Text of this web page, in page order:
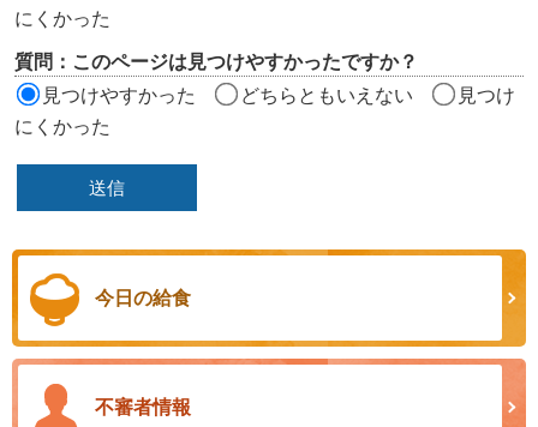
にくかった
質問：このページは見つけやすかったですか？
見つけやすかった
どちらともいえない
見つけ
にくかった
今日の給食
不審者情報